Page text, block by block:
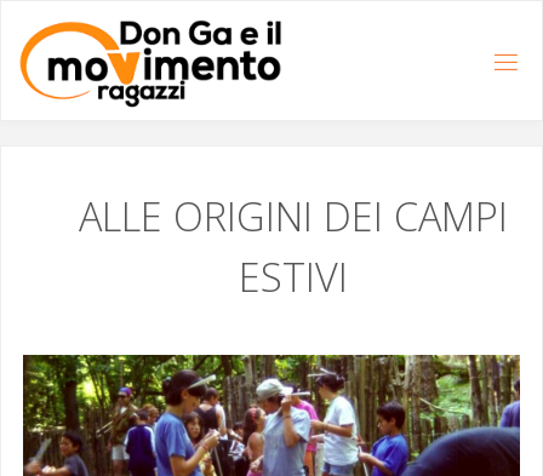
contenuto
ALLE ORIGINI DEI CAMPI
ESTIVI